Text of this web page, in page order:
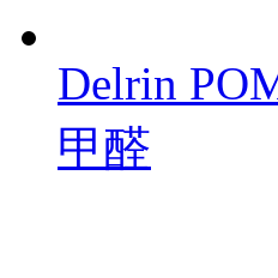
Delrin
甲醛